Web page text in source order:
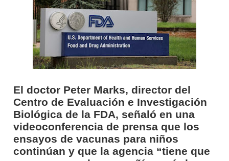
El doctor Peter Marks, director del
Centro de Evaluación e Investigación
Biológica de la FDA, señaló en una
videoconferencia de prensa que los
ensayos de vacunas para niños
continúan y que la agencia “tiene que